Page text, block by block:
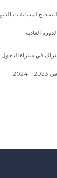
لمسابقات
في مباراة الدخول